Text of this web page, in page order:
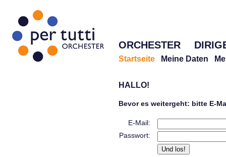
ORCHESTER
Startseite Meine Daten
HALLO!
Bevor es weitergeht: bitte E-
E-Mail:
Passwort: